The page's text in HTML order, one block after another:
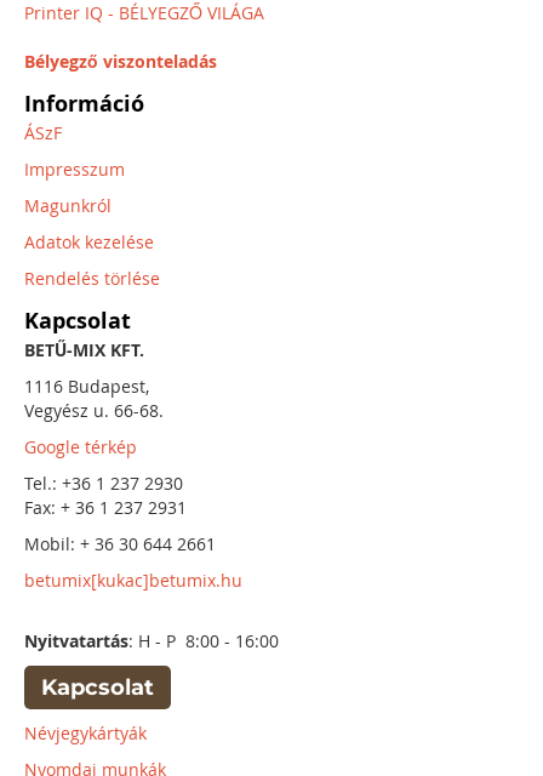
Printer IQ - BÉLYEGZŐ VILÁGA
Bélyegző viszonteladás
Információ
ÁSzF
Impresszum
Magunkról
Adatok kezelése
Rendelés törlése
Kapcsolat
BETŰ-MIX KFT.
1116 Budapest,
Vegyész u. 66-68.
Google térkép
Tel.: +36 1 237 2930
Fax: + 36 1 237 2931
Mobil: + 36 30 644 2661
betumix[kukac]betumix.hu
Nyitvatartás: H - P 8:00 - 16:00
Kapcsolat
Névjegykártyák
Nyomdai munkák